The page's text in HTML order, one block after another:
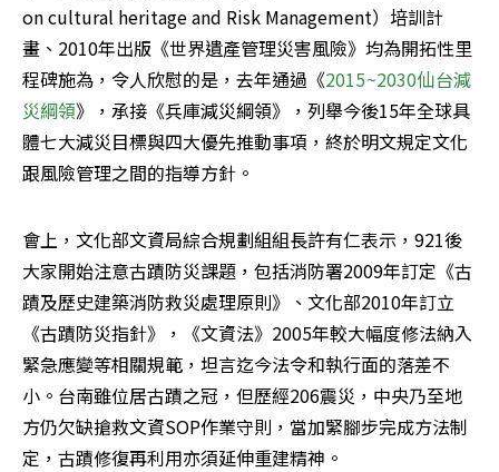
on cultural heritage and Risk Management）培訓計
畫、2010年出版《世界遺產管理災害風險》均為開拓性里
程碑施為，令人欣慰的是，去年通過《2015~2030仙台減
災綱領》，承接《兵庫減災綱領》，列舉今後15年全球具
體七大減災目標與四大優先推動事項，終於明文規定文化
跟風險管理之間的指導方針。
會上，文化部文資局綜合規劃組組長許有仁表示，921後
大家開始注意古蹟防災課題，包括消防署2009年訂定《古
蹟及歷史建築消防救災處理原則》、文化部2010年訂立
《古蹟防災指針》，《文資法》2005年較大幅度修法納入
緊急應變等相關規範，坦言迄今法令和執行面的落差不
小。台南雖位居古蹟之冠，但歷經206震災，中央乃至地
方仍欠缺搶救文資SOP作業守則，當加緊腳步完成方法制
定，古蹟修復再利用亦須延伸重建精神。